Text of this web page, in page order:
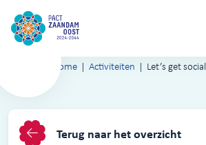
Home Activiteiten Let’s get social
Terug naar het overzicht